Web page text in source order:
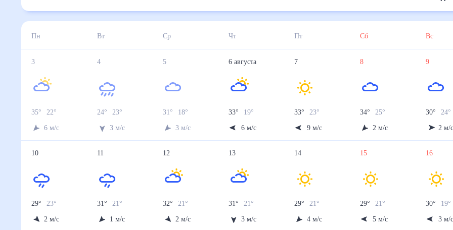
Пн Вт Ср Чт Пт Сб Вс
3
35° 22°
6 м/с
4
24° 23
3 м/с
5
31° 18°
3 м/с
6 августа
33° 19°
6 м/с
7
33° 23°
9 м/с
8
34° 25
2 м/с
9
30° 24
2 м/с
10
29° 23
2 м/с
11
31° 21°
1 м/с
12
32° 21°
2 м/с
13
31° 21°
3 м/с
14
29° 21°
4 м/с
15
29° 21°
5 м/с
16
30° 19°
3 м/с